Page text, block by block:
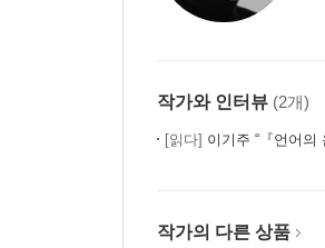
사랑이란 말은 어디에서 왔
사람을 살찌우는 일
대체할 수 없는 문장
작가와 인터뷰 (2개)
[읽다] 이기주 “『언어의
작가의 다른 상품